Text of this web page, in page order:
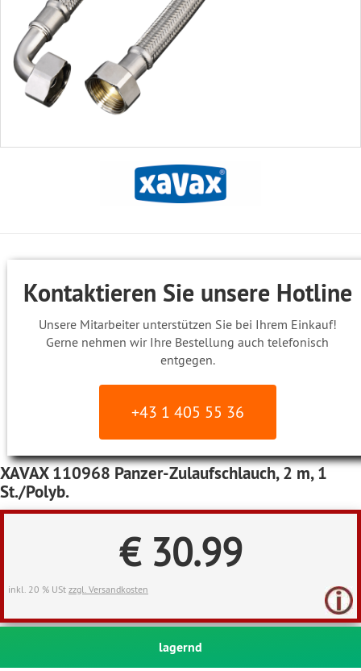
Kontaktieren Sie unsere Hotline
Unsere Mitarbeiter unterstützen Sie bei Ihrem Einkauf!
Gerne nehmen wir Ihre Bestellung auch telefonisch
entgegen.
+43 1 405 55 36
XAVAX 110968 Panzer-Zulaufschlauch, 2 m, 1
St./Polyb.
€ 30.99
inkl. 20 % USt zzgl. Versandkosten
lagernd